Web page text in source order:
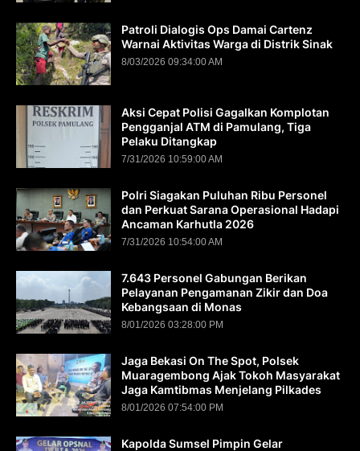
Patroli Dialogis Ops Damai Cartenz
Warnai Aktivitas Warga di Distrik Sinak
8/03/2026 09:34:00 AM
Aksi Cepat Polisi Gagalkan Komplotan
Pengganjal ATM di Pamulang, Tiga
Pelaku Ditangkap
7/31/2026 10:59:00 AM
Polri Siagakan Puluhan Ribu Personel
dan Perkuat Sarana Operasional Hadapi
Ancaman Karhutla 2026
7/31/2026 10:54:00 AM
7.643 Personel Gabungan Berikan
Pelayanan Pengamanan Zikir dan Doa
Kebangsaan di Monas
8/01/2026 03:28:00 PM
Jaga Bekasi On The Spot, Polsek
Muaragembong Ajak Tokoh Masyarakat
Jaga Kamtibmas Menjelang Pilkades
8/01/2026 07:54:00 PM
Kapolda Sumsel Pimpin Gelar